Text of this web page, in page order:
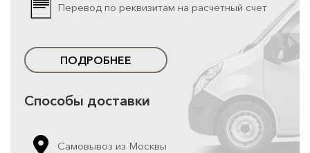
Перевод по реквизитам на расчетный счет
ПОДРОБНЕЕ
Способы доставки
Самовывоз из Москвы